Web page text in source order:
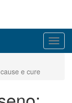
e cure